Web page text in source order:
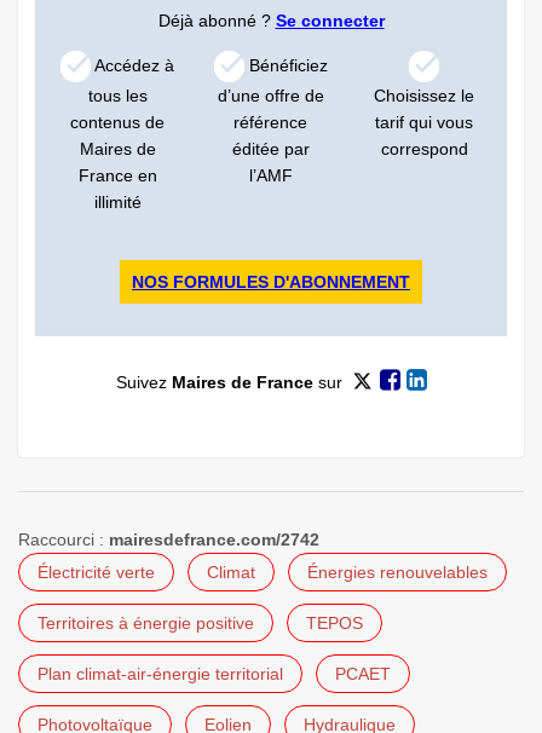
Déjà abonné ? Se connecter
Accédez à
tous les
contenus de
Maires de
France en
illimité
Bénéficiez
d’une offre de
référence
éditée par
l’AMF
Choisissez le
tarif qui vous
correspond
NOS FORMULES D'ABONNEMENT
Suivez Maires de Francesur
Raccourci : mairesdefrance.com/2742
Électricité verte
Climat Énergies renouvelables
Territoires à énergie positive TEPOS
Plan climat-air-énergie territorial PCAET
Photovoltaïque Eolien Hydraulique